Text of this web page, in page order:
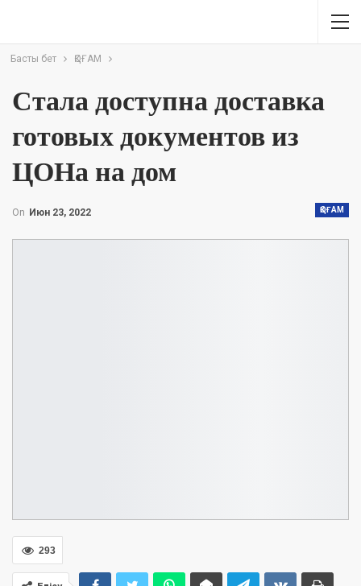
Басты бет ҚОҒАМ
Стала доступна доставка
готовых документов из
ЦОНа на дом
ҚОҒАМ
On Июн 23, 2022
293